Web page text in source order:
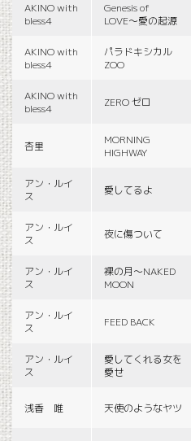
AKINO with
bless4
Genesis of
LOVE〜愛の起源
AKINO with
bless4
パラドキシカル
ZOO
AKINO with
bless4
ZERO ゼロ
杏里
MORNING
HIGHWAY
アン・ルイ
ス
愛してるよ
アン・ルイ
ス
夜に傷ついて
アン・ルイ
ス
裸の月〜NAKED
MOON
アン・ルイ
ス
FEED BACK
アン・ルイ
ス
愛してくれる女を
愛せ
浅香 唯 天使のようなヤツ